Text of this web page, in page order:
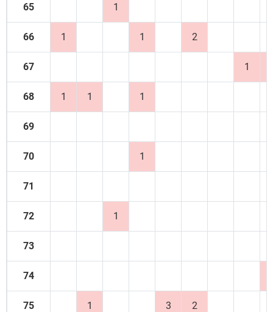
65 1
66 1 1 2
67 1
68 1 1 1
69
70 1
71
72 1
73
74
75 1 3 2